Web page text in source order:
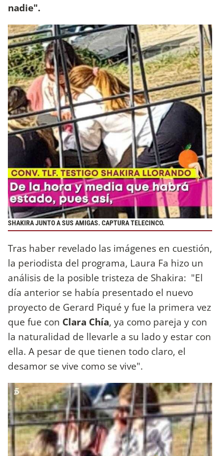
nadie".
SHAKIRA JUNTO A SUS AMIGAS. CAPTURA TELECINCO.
Tras haber revelado las imágenes en cuestión,
la periodista del programa, Laura Fa hizo un
análisis de la posible tristeza de Shakira: "El
día anterior se había presentado el nuevo
proyecto de Gerard Piqué y fue la primera vez
que fue con Clara Chía, ya como pareja y con
la naturalidad de llevarle a su lado y estar con
ella. A pesar de que tienen todo claro, el
desamor se vive como se vive".